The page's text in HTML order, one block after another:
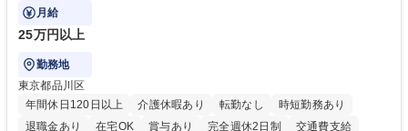
たい国内外の行政や企業です。
月給
25万円以上
勤務地
東京都品川区
年間休日120日以上
介護休暇あり 転勤なし
時短勤務あり
退職金あり
在宅OK 賞与あり 完全週休2日制
交通費支給